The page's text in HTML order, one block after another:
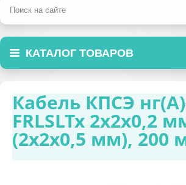
КАТАЛОГ ТОВАРОВ
Кабель КПСЭ
FRLSLTx 2х2х0,2
(2х2х0,5 мм), 200